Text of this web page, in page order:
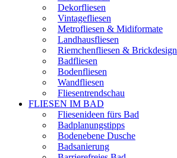
Dekorfliesen
Vintagefliesen
Metrofliesen & Midiformate
Landhausfliesen
Riemchenfliesen & Brickdesign
Badfliesen
Bodenfliesen
Wandfliesen
Fliesentrendschau
FLIESEN IM BAD
Fliesenideen fürs Bad
Badplanungstipps
Bodenebene Dusche
Badsanierung